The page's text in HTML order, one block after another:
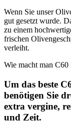
Wenn Sie unser
gut gesetzt wurde.
zu einem
frischen
verleiht.
Wie macht man
Um das beste
benötigen Sie
extra vergine,
und Zeit.